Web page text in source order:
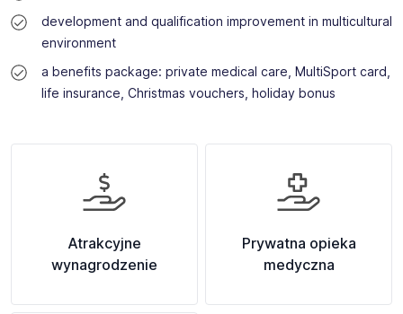
development and qualification improvement in multicultural
environment
a benefits package: private medical care, MultiSport card,
life insurance, Christmas vouchers, holiday bonus
Atrakcyjne
wynagrodzenie
Prywatna opieka
medyczna